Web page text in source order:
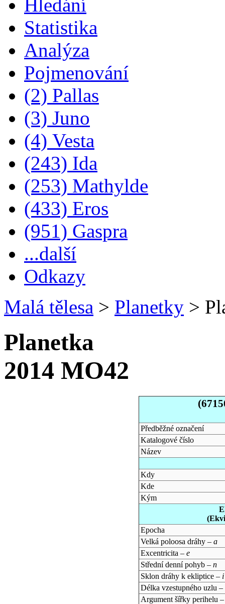
Hledání
Statistika
Analýza
Pojmenování
(2) Pallas
(3) Juno
(4) Vesta
(243) Ida
(253) Mathylde
(433) Eros
(951) Gaspra
...další
Odkazy
Malá tělesa > Planetky >
Planetka
2014 MO42
Předběžné označení
Katalogové číslo
Název
Kdy
Kde
Kým
Epocha
Velká poloosa dráhy – a
Excentricita – e
Střední denní pohyb – n
Sklon dráhy k ekliptice – i
Délka vzestupného uzlu –
Argument šířky perihelu